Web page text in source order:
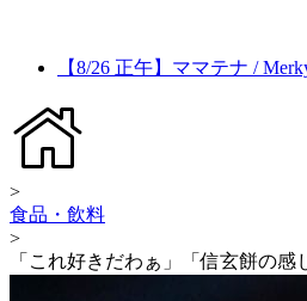
【8/26 正午】ママテナ /
>
食品・飲料
>
「これ好きだわぁ」「信玄餅の